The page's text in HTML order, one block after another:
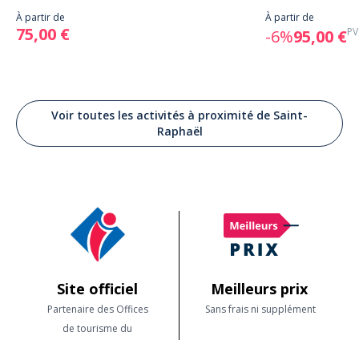
À partir de
75,00 €
À partir de
-6%95,00 €
Voir toutes les activités à proximité de Saint-
Raphaël
Site officiel
Partenaire des Offices
de tourisme du
Meilleurs prix
Sans frais ni supplément